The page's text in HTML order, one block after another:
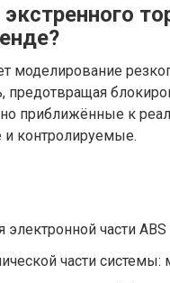
моделирование
предотвращая
приближённые к
контролируемые.
части
части системы: